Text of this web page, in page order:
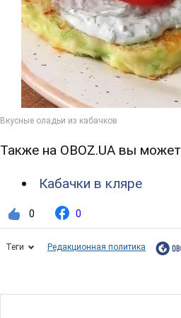
Также на OBOZ.UA вы
Кабачки в кляре
0 0
Теги Редакционная политика